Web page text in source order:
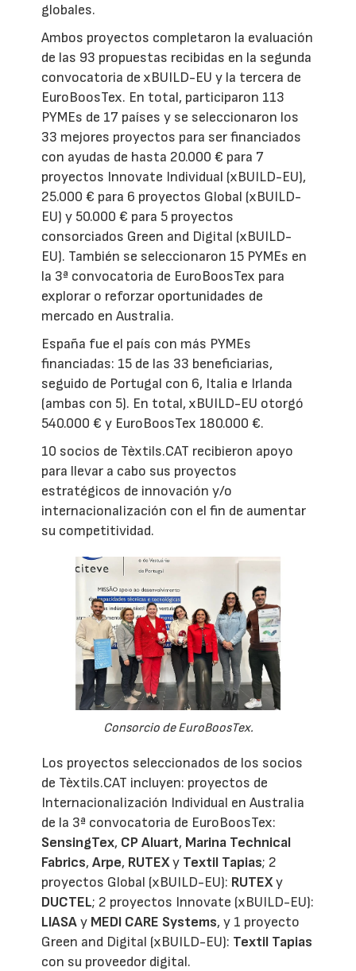
globales.
Ambos proyectos completaron la evaluación
de las 93 propuestas recibidas en la segunda
convocatoria de xBUILD-EU y la tercera de
EuroBoosTex. En total, participaron 113
PYMEs de 17 países y se seleccionaron los
33 mejores proyectos para ser financiados
con ayudas de hasta 20.000 € para 7
proyectos Innovate Individual (xBUILD-EU),
25.000 € para 6 proyectos Global (xBUILD-
EU) y 50.000 € para 5 proyectos
consorciados Green and Digital (xBUILD-
EU). También se seleccionaron 15 PYMEs en
la 3ª convocatoria de EuroBoosTex para
explorar o reforzar oportunidades de
mercado en Australia.
España fue el país con más PYMEs
financiadas: 15 de las 33 beneficiarias,
seguido de Portugal con 6, Italia e Irlanda
(ambas con 5). En total, xBUILD-EU otorgó
540.000 € y EuroBoosTex 180.000 €.
10 socios de Tèxtils.CAT recibieron apoyo
para llevar a cabo sus proyectos
estratégicos de innovación y/o
internacionalización con el fin de aumentar
su competitividad.
Consorcio de EuroBoosTex.
Los proyectos seleccionados de los socios
de Tèxtils.CAT incluyen: proyectos de
Internacionalización Individual en Australia
de la 3ª convocatoria de EuroBoosTex:
SensingTex, CP Aluart, Marina Technical
Fabrics,Arpe, RUTEXy Textil Tapias; 2
proyectos Global (xBUILD-EU): RUTEXy
DUCTEL; 2 proyectos Innovate (xBUILD-EU):
LIASAy MEDI CARE Systems, y 1 proyecto
Green and Digital (xBUILD-EU): Textil Tapias
con su proveedor digital.